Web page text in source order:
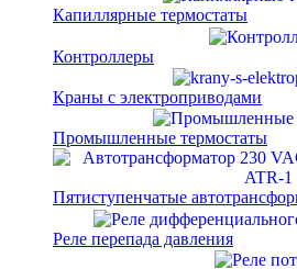
Капиллярные термостаты
Контроллеры
Краны с электроприводами
Промышленные термостаты
Пятиступенчатые
Реле перепада давления